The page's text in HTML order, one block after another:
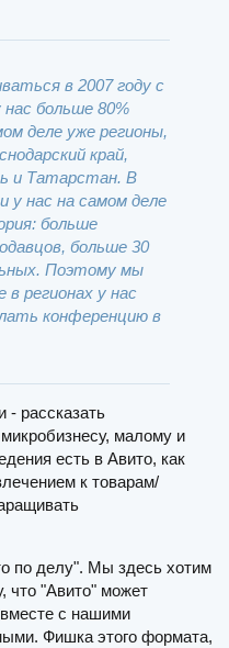
в 2007 году с
больше 80%
деле уже регионы,
край,
и Татарстан. В
у нас на самом деле
больше
больше 30
Поэтому мы
регионах у нас
конференцию в
- рассказать
малому и
есть в Авито, как
к товарам/
по делу". Мы здесь хотим
что "Авито" может
с нашими
Фишка этого формата,